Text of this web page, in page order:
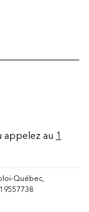
appelez au 1
Québec,